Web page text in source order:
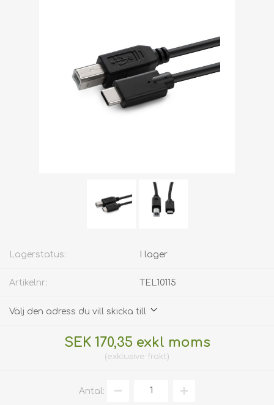
Lagerstatus: I lager
Artikelnr: TEL10115
Välj den adress du vill skicka till
SEK 170,35 exkl moms
exklusive frakt
Antal: